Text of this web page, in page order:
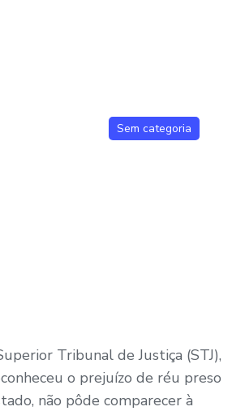
Sem categoria
Tribunal de Justiça (STJ),
o prejuízo de réu preso
não pôde comparecer à